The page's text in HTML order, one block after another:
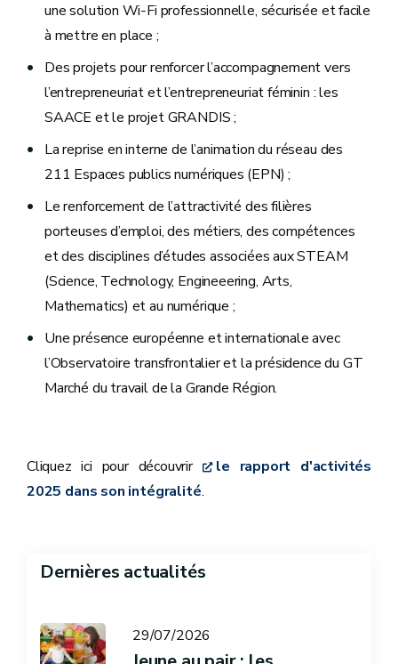
une solution Wi‐Fi professionnelle, sécurisée et facile
à mettre en place ;
Des projets pour renforcer l’accompagnement vers
l’entrepreneuriat et l’entrepreneuriat féminin : les
SAACE et le projet GRANDIS ;
La reprise en interne de l’animation du réseau des
211 Espaces publics numériques (EPN) ;
Le renforcement de l’attractivité des filières
porteuses d’emploi, des métiers, des compétences
et des disciplines d’études associées aux STEAM
(Science, Technology, Engineeering, Arts,
Mathematics) et au numérique ;
Une présence européenne et internationale avec
l’Observatoire transfrontalier et la présidence du GT
Marché du travail de la Grande Région.
Cliquez ici pour découvrir
le rapport d'activités
2025 dans son intégralité.
Dernières actualités
29/07/2026